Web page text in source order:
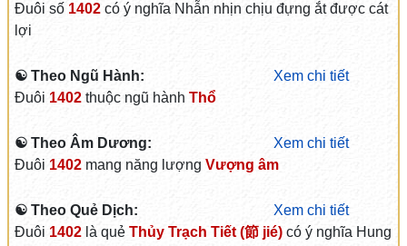
Đuôi số 1402có ý nghĩa Nhẫn nhịn chịu đựng ắt được cát
lợi
☯ Theo Ngũ Hành:
Xem chi tiết
Đuôi 1402thuộc ngũ hành Thổ
☯ Theo Âm Dương:
Xem chi tiết
Đuôi 1402mang năng lượng Vượng âm
☯ Theo Quẻ Dịch:
Xem chi tiết
Đuôi 1402là quẻ Thủy Trạch Tiết (節 jié)có ý nghĩa Hung